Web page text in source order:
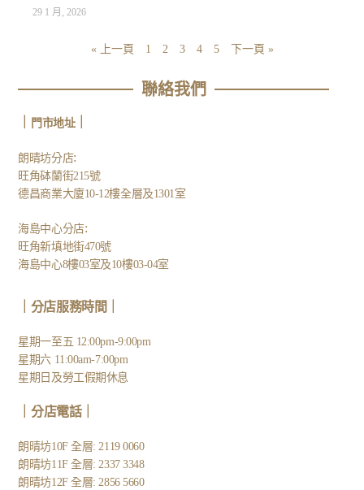
29 1 月, 2026
« 上一頁 1 2 3 4 5 下一頁 »
聯絡我們
門市地址｜
朗晴坊分店:
旺角砵蘭街215號
德昌商業大廈10-12樓全層及1301室
海島中心分店:
旺角新填地街470號
海島中心8樓03室及10樓03-04室
｜分店服務時間｜
星期一至五 12:00pm-9:00pm
星期六 11:00am-7:00pm
星期日及勞工假期休息
分店電話｜
朗晴坊10F 全層: 2119 0060
朗晴坊11F 全層: 2337 3348
朗晴坊12F 全層: 2856 5660